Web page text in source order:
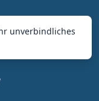
unverbindliches